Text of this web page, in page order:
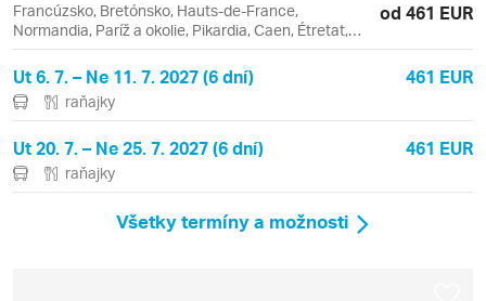
Francúzsko, Bretónsko, Hauts-de-France,
Normandia, Paríž a okolie, Pikardia, Caen, Étretat,
Honfleur, Chantilly, Louvre, Paríž, Rennes, Rouen,
Versailles
od 461 EUR
Ut 6. 7. – Ne 11. 7. 2027 (6 dní) 461 EUR
raňajky
Ut 20. 7. – Ne 25. 7. 2027 (6 dní) 461 EUR
raňajky
Všetky termíny a možnosti